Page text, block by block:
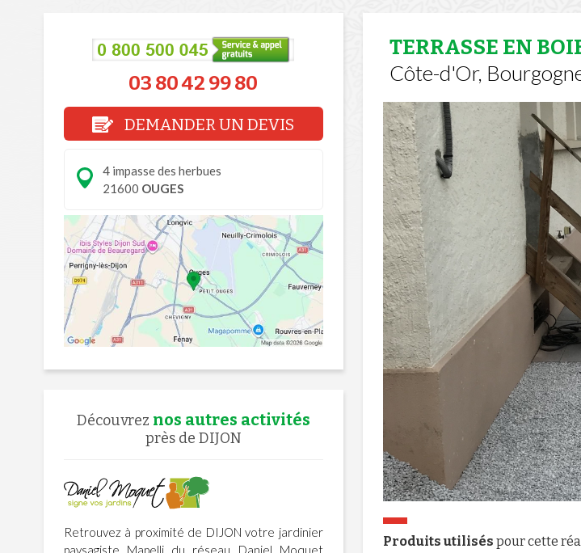
03 80 42 99 80
DEMANDER UN DEVIS
4 impasse des herbues
21600 OUGES
Découvrez nos autres activités
près de DIJON
Retrouvez à proximité de DIJON votre jardinier
paysagiste Mapelli du réseau Daniel Moquet
TERRASSE EN
Côte-d'Or,
Produits utilisés pour cette